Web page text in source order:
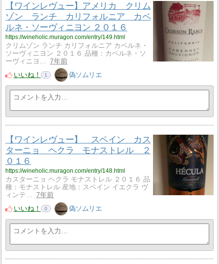
【ワインレヴュー】アメリカ クリム
ゾン ランチ カリフォルニア カベ
ルネ・ソーヴィニヨン ２０１６
https://wineholic.muragon.com/entry/149.html
クリムゾン ランチ カリフォルニア カベルネ・
ソーヴィニヨン ２０１６ 品種：カベルネ・ソ
ーヴィニヨ…
7年前
いいね！
1 偽ソムリエ
【ワインレヴュー】 スペイン カス
ターニョ ヘクラ モナストレル ２
０１６
https://wineholic.muragon.com/entry/148.html
カスターニョ ヘクラ モナストレル ２０１６ 品
種：モナストレル 産地：スペイン イエクラ ヴ
ィンテ…
7年前
いいね！
0 偽ソムリエ